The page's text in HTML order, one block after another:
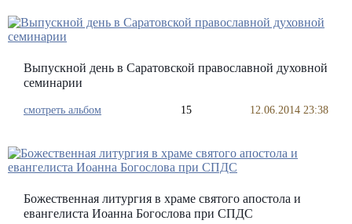
Выпускной день в Саратовской православной духовной
семинарии
смотреть альбом 15 12.06.2014 23:38
Божественная литургия в храме святого апостола и
евангелиста Иоанна Богослова при СПДС